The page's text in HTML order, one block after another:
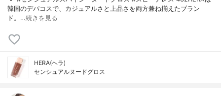
韓国のデパコスで、カジュアルさと上品さを両方兼ね揃えたブラン
ド。 …続きを見る
HERA(ヘラ)
センシュアルヌードグロス